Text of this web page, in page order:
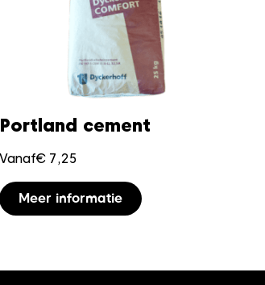
Portland cement
Vanaf€ 7,25
Meer informatie
Dit
product
variaties.